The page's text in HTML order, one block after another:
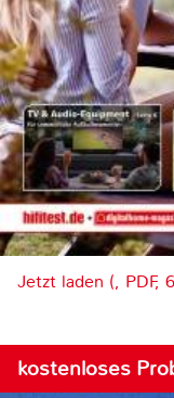
Jetzt laden (, PDF,
kostenloses